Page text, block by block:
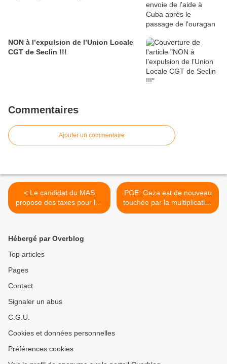
NON à l’expulsion de l’Union Locale
CGT de Seclin !!!
Commentaires
Ajouter un commentaire
< Le candidat du MAS
propose des taxes pour les
millionnaires boliviens
PGE: Gaza est de nouveau
touchée par la multiplication
des attaques israéliennes
Hébergé par Overblog
Top articles
Pages
Contact
Signaler un abus
C.G.U.
Cookies et données personnelles
Préférences cookies